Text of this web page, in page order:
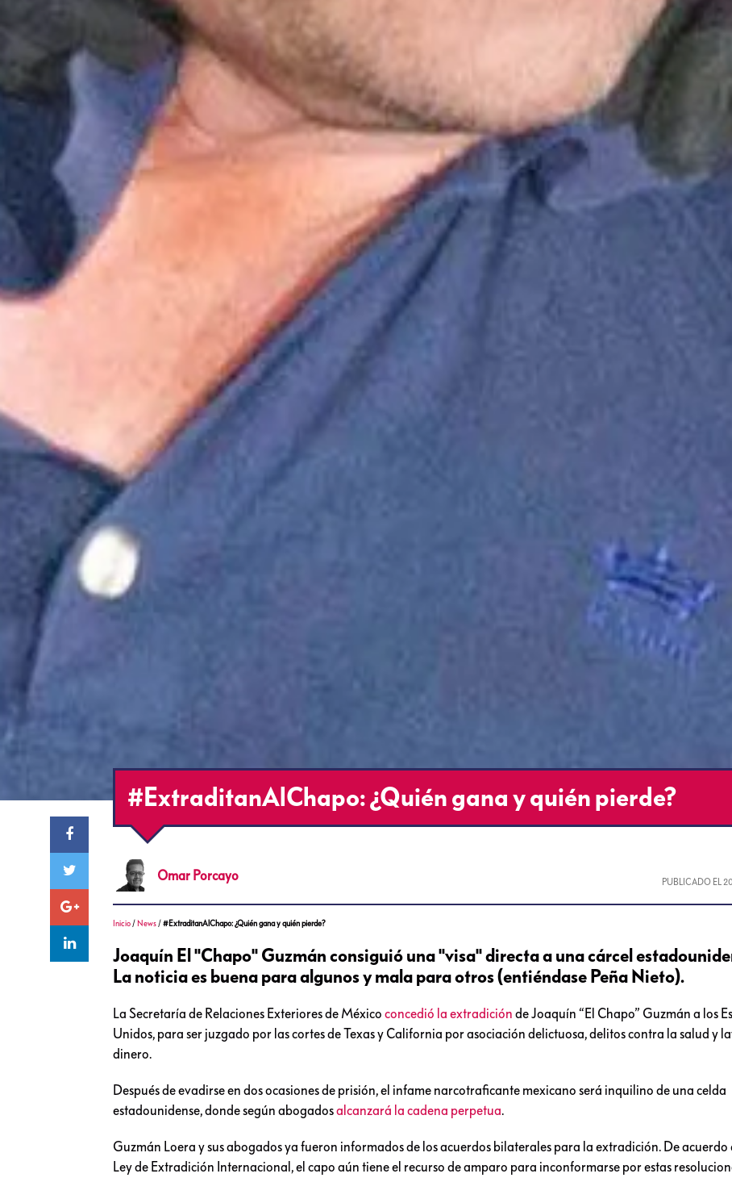
#ExtraditanAlChapo: ¿Quién gana y quién pierde?
Omar Porcayo PUBLICADO EL
Inicio / News /#ExtraditanAlChapo: ¿Quién gana y quién pierde?
Joaquín El "Chapo" Guzmán consiguió una "visa" directa a una cárcel
La noticia es buena para algunos y mala para otros (entiéndase Peña Nieto).
La Secretaría de Relaciones Exteriores de Méxicoconcedió la extradición de Joaquín “El Chapo” Guzmán a los
Unidos, para ser juzgado por las cortes de Texas y California por asociación delictuosa, delitos contra la salud y
dinero.
Después de evadirse en dos ocasiones de prisión, el infame narcotraficante mexicano será inquilino de una celda
estadounidense, donde según abogadosalcanzará la cadena perpetua.
Guzmán Loera y sus abogados ya fueron informados de los acuerdos bilaterales para la extradición. De acuerdo
Ley de Extradición Internacional, el capo aún tiene el recurso de amparo para inconformarse por estas